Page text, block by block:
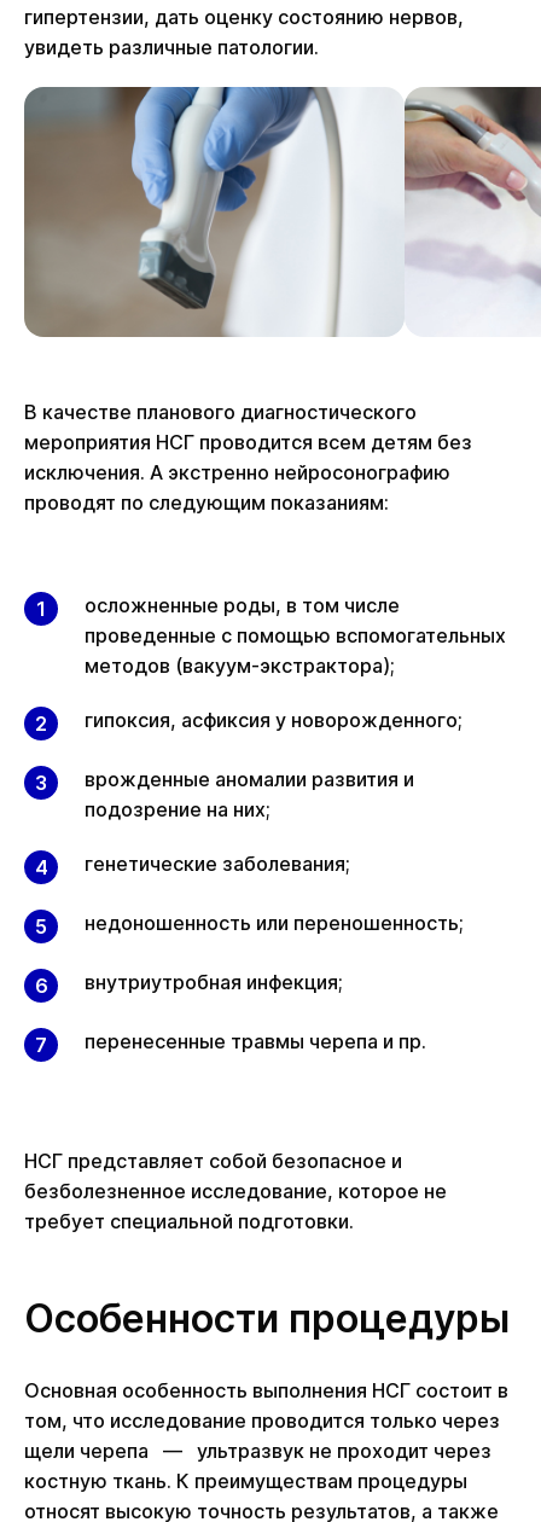
гипертензии, дать оценку состоянию нервов,
увидеть различные патологии.
В качестве планового диагностического
мероприятия НСГ проводится всем детям без
исключения. А экстренно нейросонографию
проводят по следующим показаниям:
осложненные роды, в том числе
проведенные с помощью вспомогательных
методов (вакуум-экстрактора);
гипоксия, асфиксия у новорожденного;
врожденные аномалии развития и
подозрение на них;
генетические заболевания;
недоношенность или переношенность;
внутриутробная инфекция;
перенесенные травмы черепа и пр.
НСГ представляет собой безопасное и
безболезненное исследование, которое не
требует специальной подготовки.
Особенности процедуры
Основная особенность выполнения НСГ состоит в
том, что исследование проводится только через
щели черепа — ультразвук не проходит через
костную ткань. К преимуществам процедуры
относят высокую точность результатов, а также